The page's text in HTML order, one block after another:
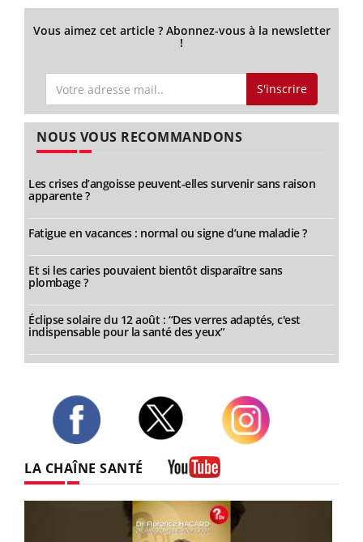
Vous aimez cet article ? Abonnez-vous à la newsletter
!
S'inscrire
NOUS VOUS RECOMMANDONS
Les crises d’angoisse peuvent-elles survenir sans raison
apparente ?
Fatigue en vacances : normal ou signe d’une maladie ?
Et si les caries pouvaient bientôt disparaître sans
plombage ?
Éclipse solaire du 12 août : “Des verres adaptés, c'est
indispensable pour la santé des yeux”
LA CHAÎNE SANTÉ